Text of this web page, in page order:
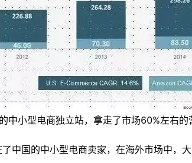
中小型电商独立站，拿走了市场60%左右的
中国的中小型电商卖家，在海外市场中，